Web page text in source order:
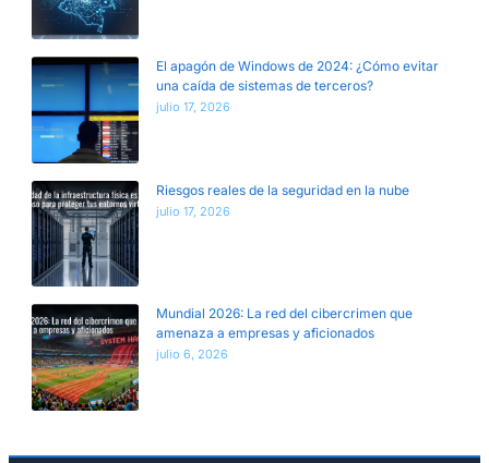
El apagón de Windows de 2024: ¿Cómo evitar
una caída de sistemas de terceros?
julio 17, 2026
Riesgos reales de la seguridad en la nube
julio 17, 2026
Mundial 2026: La red del cibercrimen que
amenaza a empresas y aficionados
julio 6, 2026